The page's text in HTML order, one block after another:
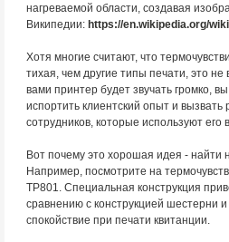
нагреваемой области, создавая
Википедии: https://en.wikipedia.org/
Хотя многие считают, что
тихая, чем другие типы печати, это не
вами принтер будет звучать громко,
испортить клиентский опыт и
сотрудников, которые используют его
Вот почему это хорошая идея - найти
Например, посмотрите на
TP801. Специальная конструкция
сравнению с конструкцией шестерни
спокойствие при печати квитанции.